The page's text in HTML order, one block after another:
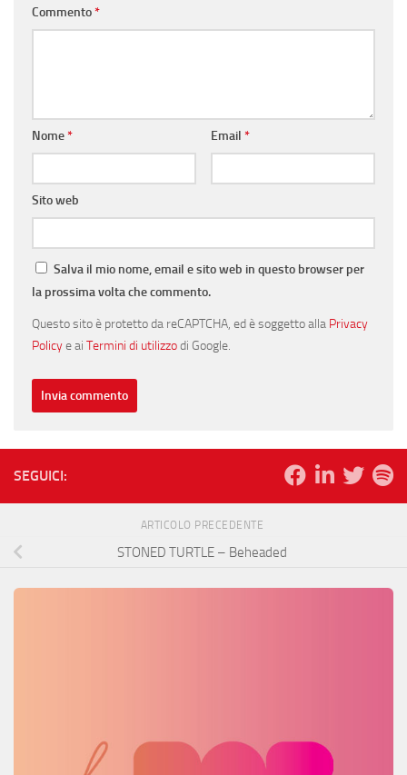
Commento*
Nome* Email *
Sito web
Salva il mio nome, email e sito web in questo browser per
la prossima volta che commento.
Questo sito è protetto da reCAPTCHA, ed è soggetto alla Privacy
Policye ai Termini di utilizzodi Google.
SEGUICI:
ARTICOLO PRECEDENTE
STONED TURTLE – Beheaded